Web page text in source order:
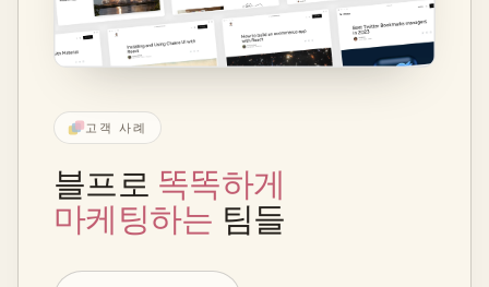
고객 사례
블프로 똑똑하게
마케팅하는 팀들